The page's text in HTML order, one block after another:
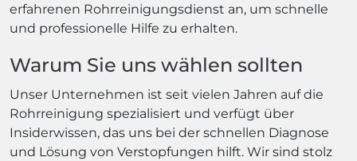
erfahrenen Rohrreinigungsdienst an, um schnelle
und professionelle Hilfe zu erhalten.
Warum Sie uns wählen sollten
Unser Unternehmen ist seit vielen Jahren auf die
Rohrreinigung spezialisiert und verfügt über
Insiderwissen, das uns bei der schnellen Diagnose
und Lösung von Verstopfungen hilft. Wir sind stolz